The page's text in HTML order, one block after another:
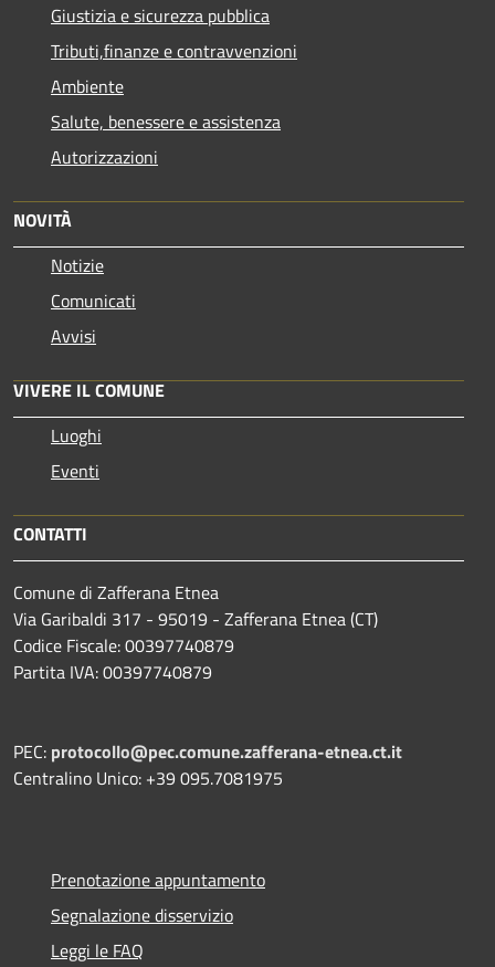
Giustizia e sicurezza pubblica
Tributi,finanze e contravvenzioni
Ambiente
Salute, benessere e assistenza
Autorizzazioni
NOVITÀ
Notizie
Comunicati
Avvisi
VIVERE IL COMUNE
Luoghi
Eventi
CONTATTI
Comune di Zafferana Etnea
Via Garibaldi 317 - 95019 - Zafferana Etnea (CT)
Codice Fiscale: 00397740879
Partita IVA: 00397740879
PEC: protocollo@pec.comune.zafferana-etnea.ct.it
Centralino Unico: +39 095.7081975
Prenotazione appuntamento
Segnalazione disservizio
Leggi le FAQ